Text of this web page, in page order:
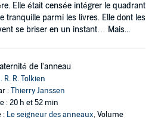
Elle était censée intégrer le quadrant
tranquille parmi les livres. Elle dont les
se briser en un instant… Mais...
de l'anneau
R. R. Tolkien
:Thierry Janssen
: 20 h et 52 min
: Le seigneur des anneaux, Volume